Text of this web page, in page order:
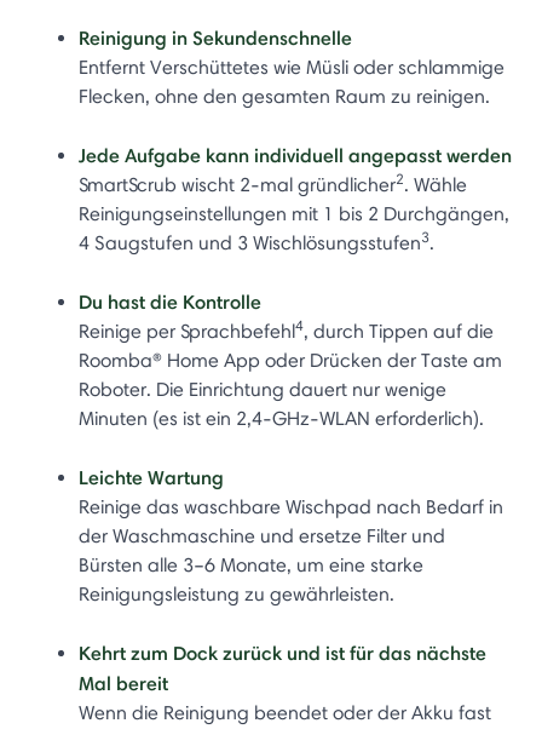
Reinigung in Sekundenschnelle
Entfernt Verschüttetes wie Müsli oder schlammige
Flecken, ohne den gesamten Raum zu reinigen.
Jede Aufgabe kann individuell angepasst werden
SmartScrub wischt 2-mal gründlicher2. Wähle
Reinigungseinstellungen mit 1 bis 2 Durchgängen,
4 Saugstufen und 3 Wischlösungsstufen3.
Du hast die Kontrolle
Reinige per Sprachbefehl4, durch Tippen auf die
Roomba® Home App oder Drücken der Taste am
Roboter. Die Einrichtung dauert nur wenige
Minuten (es ist ein 2,4-GHz-WLAN erforderlich).
Leichte Wartung
Reinige das waschbare Wischpad nach Bedarf in
der Waschmaschine und ersetze Filter und
Bürsten alle 3–6 Monate, um eine starke
Reinigungsleistung zu gewährleisten.
Kehrt zum Dock zurück und ist für das nächste
Mal bereit
Wenn die Reinigung beendet oder der Akku fast